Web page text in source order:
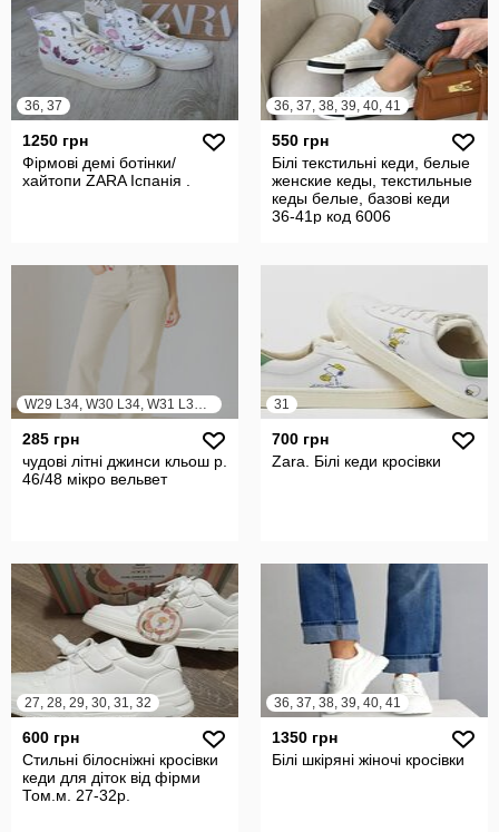
36, 37
1250 грн
Фірмові демі ботінки/
хайтопи ZARA Іспанія .
36, 37, 38, 39, 40, 41
550 грн
Білі текстильні кеди, белые
женские кеды, текстильные
кеды белые, базові кеди
36-41р код 6006
W29 L34, W30 L34, W31 L34, W32 L34
285 грн
чудові літні джинси кльош р.
46/48 мікро вельвет
31
700 грн
Zara. Білі кеди кросівки
27, 28, 29, 30, 31, 32
600 грн
Стильні білосніжні кросівки
кеди для діток від фірми
Том.м. 27-32р.
36, 37, 38, 39, 40, 41
1350 грн
Білі шкіряні жіночі кросівки